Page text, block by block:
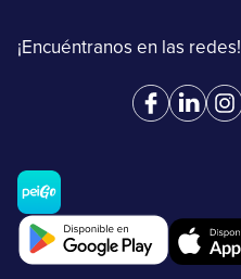
¡Encuéntranos en las redes!